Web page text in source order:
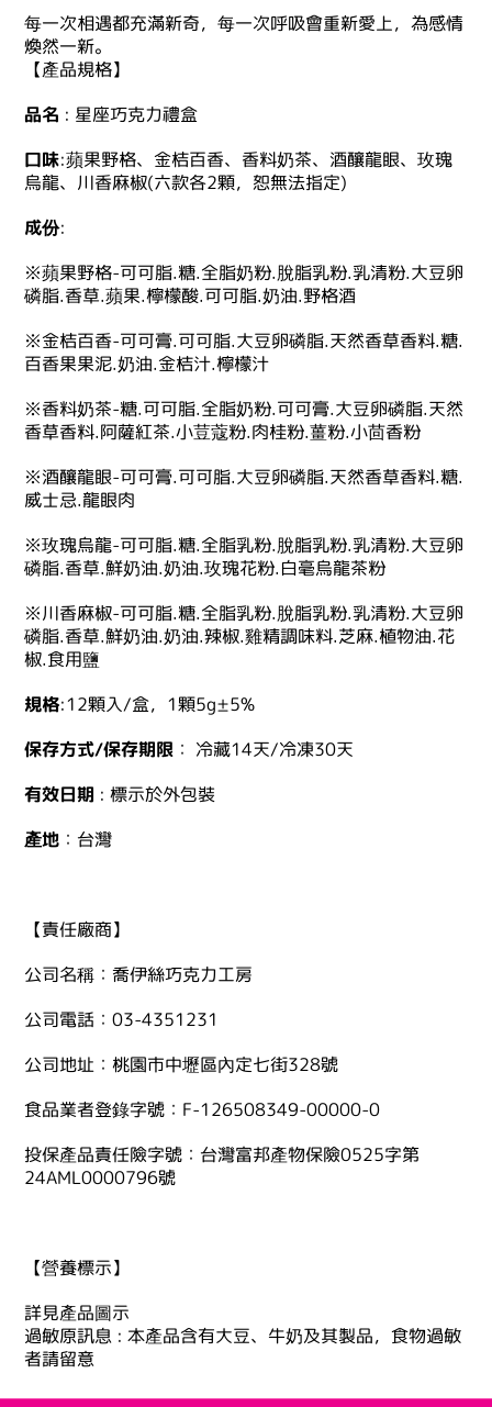
每一次相遇都充滿新奇，每一次呼吸會重新愛上，為感情
煥然一新。
【產品規格】
品名 : 星座巧克力禮盒
口味:蘋果野格、金桔百香、香料奶茶、酒釀龍眼、玫瑰
烏龍、川香麻椒(六款各2顆，恕無法指定)
成份:
※蘋果野格-可可脂.糖.全脂奶粉.脫脂乳粉.乳清粉.大豆卵
磷脂.香草.蘋果.檸檬酸.可可脂.奶油.野格酒
※金桔百香-可可膏.可可脂.大豆卵磷脂.天然香草香料.糖.
百香果果泥.奶油.金桔汁.檸檬汁
※香料奶茶-糖.可可脂.全脂奶粉.可可膏.大豆卵磷脂.天然
香草香料.阿薩紅茶.小荳蔻粉.肉桂粉.薑粉.小茴香粉
※酒釀龍眼-可可膏.可可脂.大豆卵磷脂.天然香草香料.糖.
威士忌.龍眼肉
※玫瑰烏龍-可可脂.糖.全脂乳粉.脫脂乳粉.乳清粉.大豆卵
磷脂.香草.鮮奶油.奶油.玫瑰花粉.白毫烏龍茶粉
※川香麻椒-可可脂.糖.全脂乳粉.脫脂乳粉.乳清粉.大豆卵
磷脂.香草.鮮奶油.奶油.辣椒.雞精調味料.芝麻.植物油.花
椒.食用鹽
規格:12顆入/盒，1顆5g±5%
保存方式/保存期限 ： 冷藏14天/冷凍30天
有效日期 : 標示於外包裝
產地 ：台灣
【責任廠商】
公司名稱：喬伊絲巧克力工房
公司電話：03-4351231
公司地址：桃園市中壢區內定七街328號
食品業者登錄字號：F-126508349-00000-0
投保產品責任險字號：台灣富邦產物保險0525字第
24AML0000796號
【營養標示】
詳見產品圖示
過敏原訊息 : 本產品含有大豆、牛奶及其製品，食物過敏
者請留意